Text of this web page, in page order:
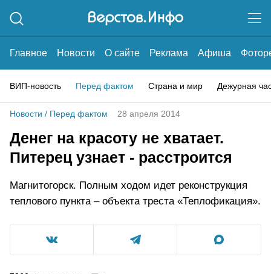
Главное Новости О сайте Реклама Афиша
ВИП-новость Перед фактом Страна и мир Дежурная
Новости / Перед фактом 28 апреля 2014
Денег на красоту не хватает.
Питерец узнает - расстроится
Магнитогорск. Полным ходом идет реконструкция
теплового пункта – объекта треста «Теплофикация».